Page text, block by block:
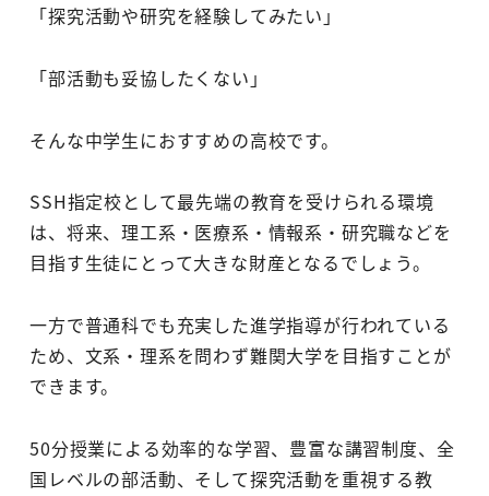
「探究活動や研究を経験してみたい」
「部活動も妥協したくない」
そんな中学生におすすめの高校です。
SSH指定校として最先端の教育を受けられる環境
は、将来、理工系・医療系・情報系・研究職などを
目指す生徒にとって大きな財産となるでしょう。
一方で普通科でも充実した進学指導が行われている
ため、文系・理系を問わず難関大学を目指すことが
できます。
50分授業による効率的な学習、豊富な講習制度、全
国レベルの部活動、そして探究活動を重視する教